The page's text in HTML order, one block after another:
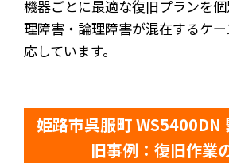
機器ごとに最適な復旧プランを
理障害・論理障害が混在するケ
応しています。
姫路市呉服町 WS5400DN
旧事例：復旧作業